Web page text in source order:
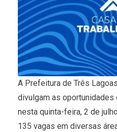
A Prefeitura de Três
divulgam as
nesta quinta-feira, 2 de
135 vagas em diversas